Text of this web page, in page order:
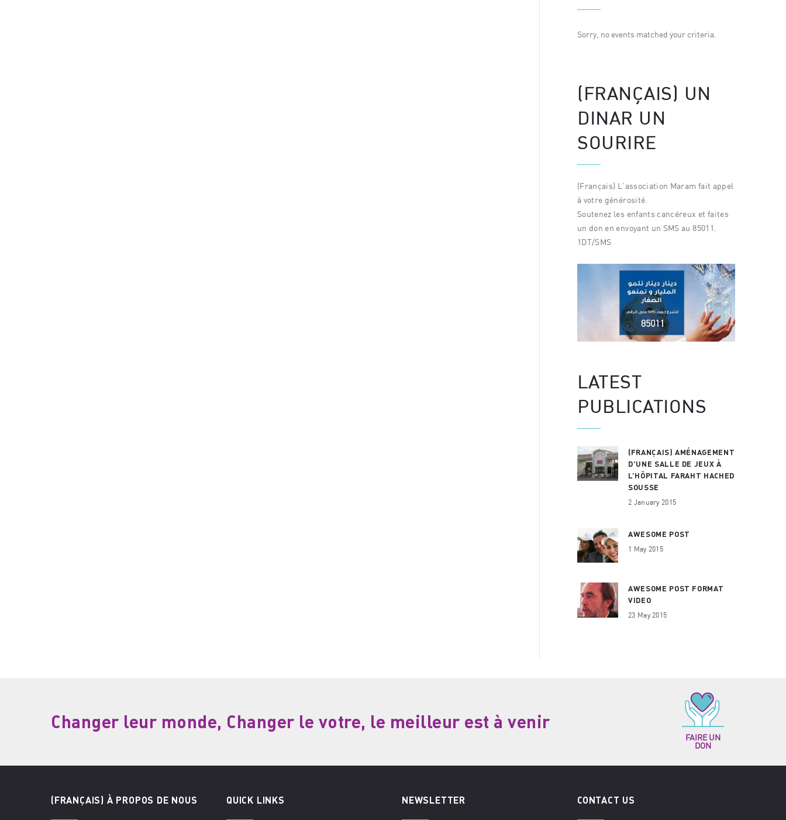
Sorry, no events matched your criteria.
(FRANÇAIS) UN
DINAR UN
SOURIRE
(Français) L'association Maram fait appel
à votre générosité.
Soutenez les enfants cancéreux et faites
un don en envoyant un SMS au 85011.
1DT/SMS
LATEST
PUBLICATIONS
(FRANÇAIS) AMÉNAGEMENT
D’UNE SALLE DE JEUX À
L’HÔPITAL FARAHT HACHED
SOUSSE
2 January 2015
AWESOME POST
1 May 2015
AWESOME POST FORMAT
VIDEO
23 May 2015
Changer leur monde, Changer le votre, le meilleur est à venir
FAIRE UN
DON
(FRANÇAIS) À PROPOS DE NOUS QUICK LINKS NEWSLETTER CONTACT US